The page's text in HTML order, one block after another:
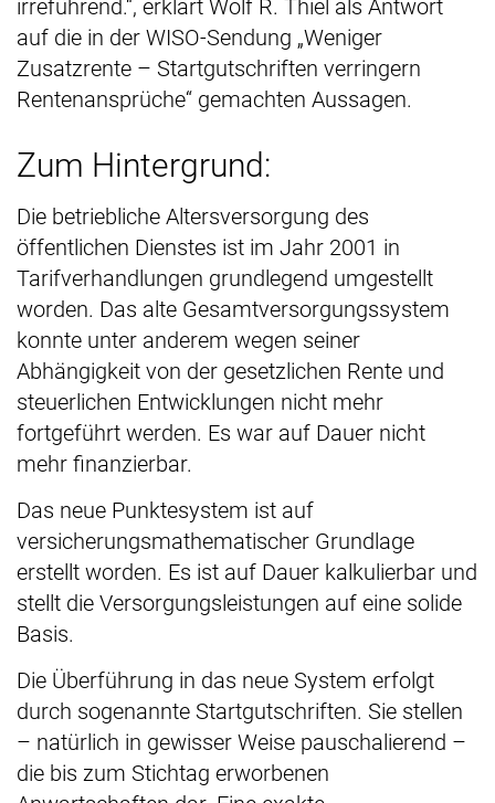
irreführend.“, erklärt Wolf R. Thiel als Antwort
auf die in der WISO-Sendung „Weniger
Zusatzrente – Startgutschriften verringern
Rentenansprüche“ gemachten Aussagen.
Zum Hintergrund:
Die betriebliche Altersversorgung des
öffentlichen Dienstes ist im Jahr 2001 in
Tarifverhandlungen grundlegend umgestellt
worden. Das alte Gesamtversorgungssystem
konnte unter anderem wegen seiner
Abhängigkeit von der gesetzlichen Rente und
steuerlichen Entwicklungen nicht mehr
fortgeführt werden. Es war auf Dauer nicht
mehr finanzierbar.
Das neue Punktesystem ist auf
versicherungsmathematischer Grundlage
erstellt worden. Es ist auf Dauer kalkulierbar und
stellt die Versorgungsleistungen auf eine solide
Basis.
Die Überführung in das neue System erfolgt
durch sogenannte Startgutschriften. Sie stellen
– natürlich in gewisser Weise pauschalierend –
die bis zum Stichtag erworbenen